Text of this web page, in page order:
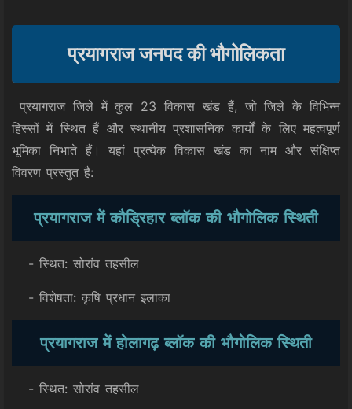
प्रयागराज जनपद की भौगोलिकता
प्रयागराज जिले में कुल 23 विकास खंड हैं, जो जिले के विभिन्न
हिस्सों में स्थित हैं और स्थानीय प्रशासनिक कार्यों के लिए महत्वपूर्ण
भूमिका निभाते हैं। यहां प्रत्येक विकास खंड का नाम और संक्षिप्त
विवरण प्रस्तुत है:
प्रयागराज में कौड्रिहार ब्लॉक की भौगोलिक स्थिती
- स्थित: सोरांव तहसील
- विशेषता: कृषि प्रधान इलाका
प्रयागराज में होलागढ़ ब्लॉक की भौगोलिक स्थिती
- स्थित: सोरांव तहसील